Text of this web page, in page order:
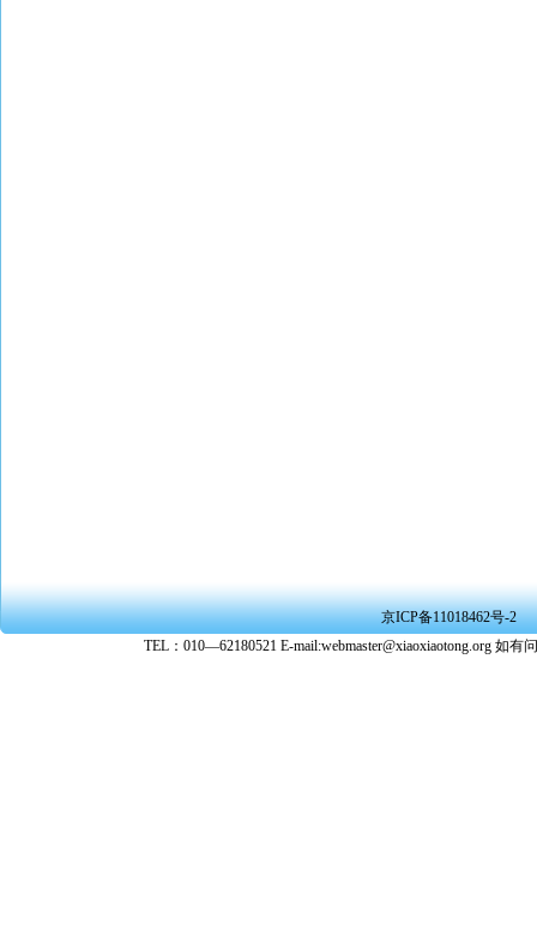
京ICP备11018462号-2
TEL：010—62180521 E-mail:webmaster@xiaoxiaotong.org 如